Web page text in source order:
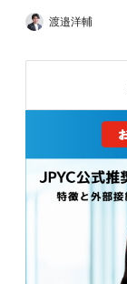
渡邉洋輔